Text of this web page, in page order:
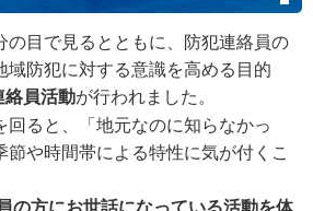
の目で見るとともに、防犯連絡員の
域防犯に対する意識を高める目的
絡員活動が行われました。
回ると、「地元なのに知らなかっ
節や時間帯による特性に気が付くこ